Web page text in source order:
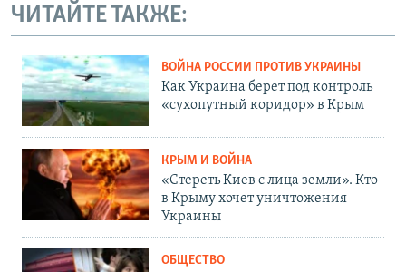
ЧИТАЙТЕ ТАКЖЕ:
ВОЙНА РОССИИ ПРОТИВ УКРАИНЫ
Как Украина берет под контроль
«сухопутный коридор» в Крым
КРЫМ И ВОЙНА
«Стереть Киев с лица земли». Кто
в Крыму хочет уничтожения
Украины
ОБЩЕСТВО